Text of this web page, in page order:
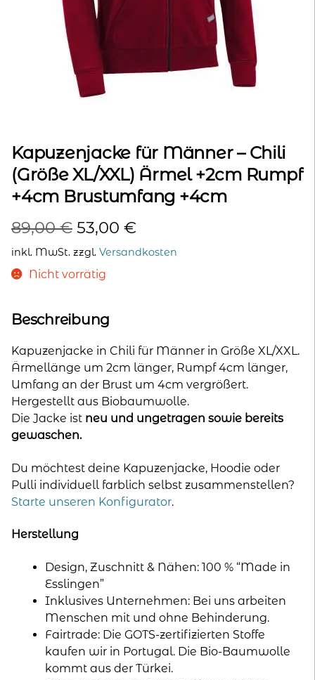
Kapuzenjacke für Männer – Chili
(Größe XL/XXL) Ärmel +2cm Rumpf
+4cm Brustumfang +4cm
89,00€ Ursprünglicher
Preis
war:
53,00 €
Preis
inkl. MwSt. zzgl. Versandkosten
Nicht vorrätig
Beschreibung
Kapuzenjacke in Chili für Männer in Größe XL/XXL.
Ärmellänge um 2cm länger, Rumpf 4cm länger,
Umfang an der Brust um 4cm vergrößert.
Hergestellt aus Biobaumwolle.
Die Jacke ist neu und ungetragen sowie bereits
gewaschen.
Du möchtest deine Kapuzenjacke, Hoodie oder
Pulli individuell farblich selbst zusammenstellen?
Starte unseren Konfigurator.
Herstellung
Design, Zuschnitt & Nähen: 100 % “Made in
Esslingen”
Inklusives Unternehmen: Bei uns arbeiten
Menschen mit und ohne Behinderung.
Fairtrade: Die GOTS-zertifizierten Stoffe
kaufen wir in Portugal. Die Bio-Baumwolle
kommt aus der Türkei.